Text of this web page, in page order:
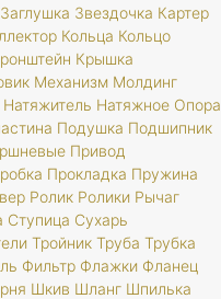
Заглушка Звездочка Картер
Кольца Кольцо
Крышка
Механизм Молдинг
Натяжитель Натяжное Опора
Подушка Подшипник
Привод
Прокладка Пружина
Ролик Ролики Рычаг
Ступица Сухарь
Тройник Труба Трубка
Фильтр Флажки Фланец
Шкив Шланг Шпилька